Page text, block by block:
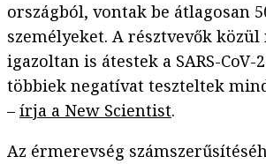
országból, vontak be átlagosan
személyeket. A résztvevők közül
igazoltan is átestek a SARS-CoV-
többiek negatívat teszteltek
– írja a New Scientist.
Az érmerevség